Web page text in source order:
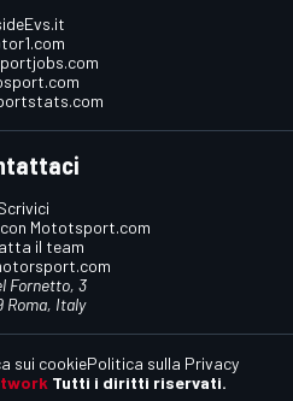
Mototsport.com
il team
Fornetto, 3
Roma, Italy
Tutti i diritti riservati.
sui cookiePolitica sulla Privacy